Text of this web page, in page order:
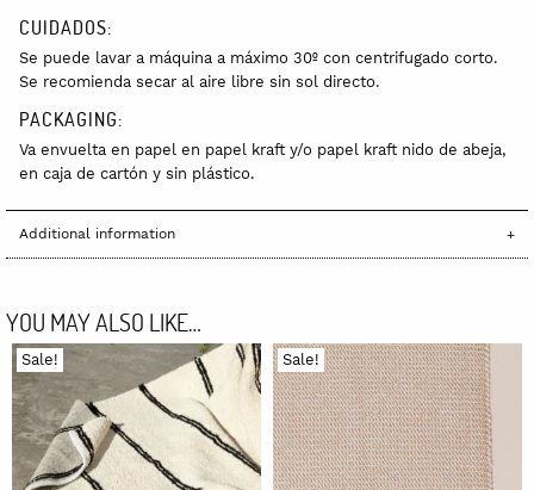
CUIDADOS:
Se puede lavar a máquina a máximo 30º con centrifugado corto.
Se recomienda secar al aire libre sin sol directo.
PACKAGING:
Va envuelta en papel en papel kraft y/o papel kraft nido de abeja,
en caja de cartón y sin plástico.
Additional information
YOU MAY ALSO LIKE…
Sale! Sale!